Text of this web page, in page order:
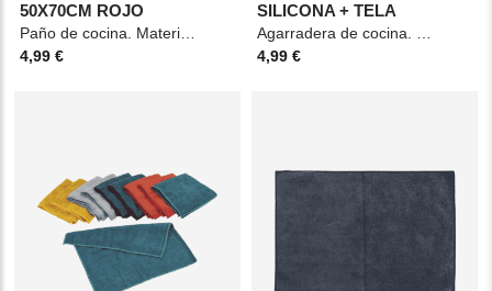
50X70CM ROJO
4,99 €
SILICONA + TELA
4,99 €